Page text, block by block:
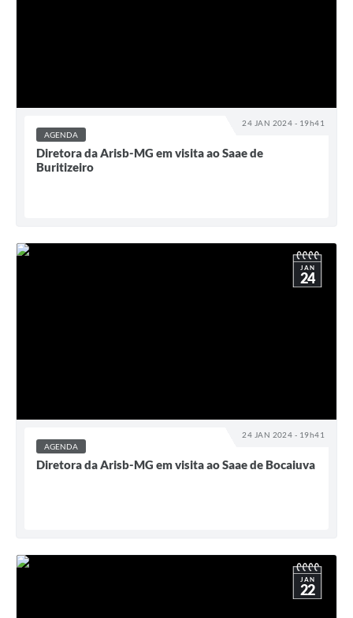
24 JAN 2024 - 19h41
AGENDA
Diretora da Arisb-MG em visita ao Saae de
Buritizeiro
24 JAN 2024 - 19h41
JAN
24
AGENDA
Diretora da Arisb-MG em visita ao Saae de Bocaiuva
JAN
22